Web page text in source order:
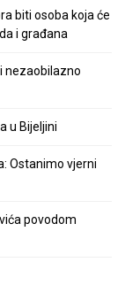
biti osoba koja će
i građana
nezaobilazno
u Bijeljini
Ostanimo vjerni
povodom